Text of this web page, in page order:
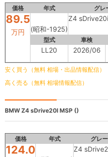
価格 年式 グレ
89.5
万円 (昭和-1925)
Z4
型式 車検
LL20 2026/06
安く買う（無料 相場・出品情報配信）
高く売る（無料 相場情報配信）
BMW Z4 sDrive20I MSP ()
価格 年式 グレ
124.0 Z4